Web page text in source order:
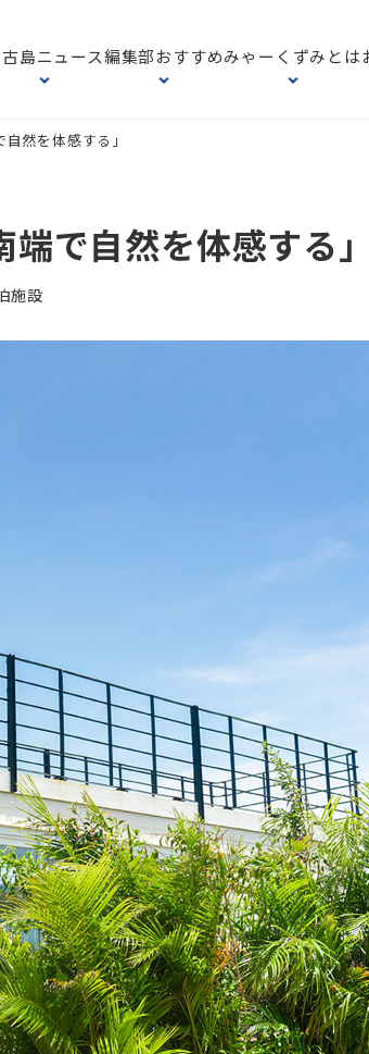
島ニュース編集部おすすめみゃーくずみとは
然を体感する」
で自然を体感する」
施設